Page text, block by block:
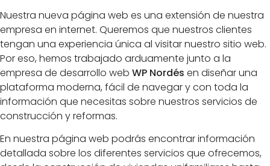
Nuestra nueva página web es una extensión de nuestra
empresa en internet. Queremos que nuestros clientes
tengan una experiencia única al visitar nuestro sitio web.
Por eso, hemos trabajado arduamente junto a la
empresa de desarrollo web WP Nordés en diseñar una
plataforma moderna, fácil de navegar y con toda la
información que necesitas sobre nuestros servicios de
construcción y reformas.
En nuestra página web podrás encontrar información
detallada sobre los diferentes servicios que ofrecemos,